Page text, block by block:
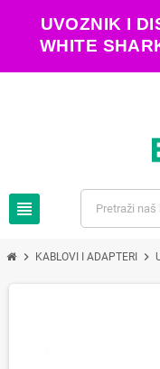
UVOZNIK I
WHITE
view_headline
chevron_right KABLOVI I ADAPTERI chevron_right